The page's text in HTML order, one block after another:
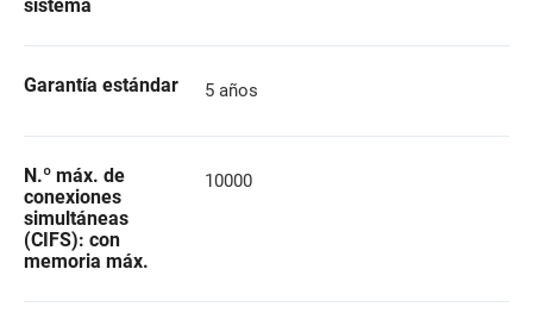
sistema
Garantía estándar 5 años
N.º máx. de
conexiones
simultáneas
(CIFS): con
memoria máx.
10000